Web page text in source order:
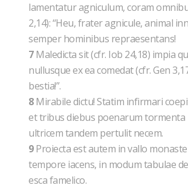
lamentatur agniculum, coram
2,14): “Heu, frater agnicule, animal
semper hominibus repraesentans!
7Maledicta sit (cfr. Iob 24,18) impia
nullusque ex ea comedat (cfr. Gen
bestia!”.
8Mirabile dictu! Statim infirmari
et tribus diebus poenarum tormenta
ultricem tandem pertulit necem.
9Proiecta est autem in vallo
tempore iacens, in modum tabulae
esca famelico.